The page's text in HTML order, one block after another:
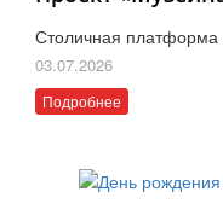
Столичная платформа
03.07.2026
Подробнее